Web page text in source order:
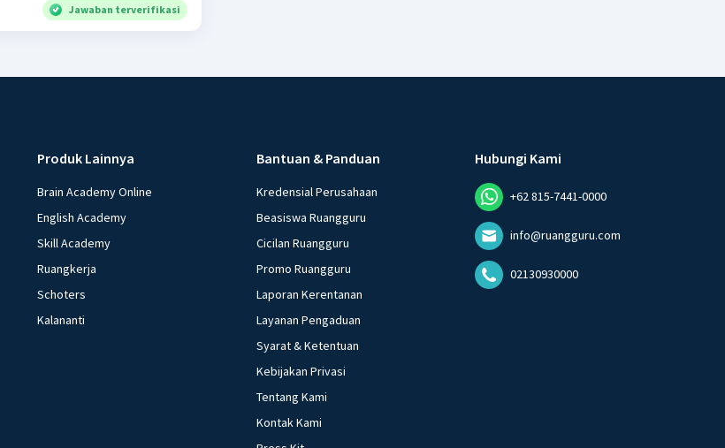
Jawaban terverifikasi
Produk Lainnya
Brain Academy Online
English Academy
Skill Academy
Ruangkerja
Schoters
Kalananti
Bantuan & Panduan
Kredensial Perusahaan
Beasiswa Ruangguru
Cicilan Ruangguru
Promo Ruangguru
Laporan Kerentanan
Layanan Pengaduan
Syarat & Ketentuan
Kebijakan Privasi
Tentang Kami
Kontak Kami
Hubungi Kami
+62 815-7441-0000
info@ruangguru.com
02130930000